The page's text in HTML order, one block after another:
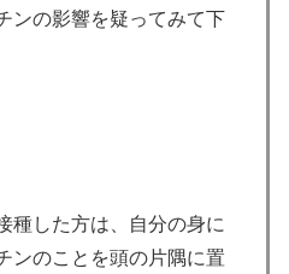
ンの影響を疑ってみて下
種した方は、自分の身に
ンのことを頭の片隅に置